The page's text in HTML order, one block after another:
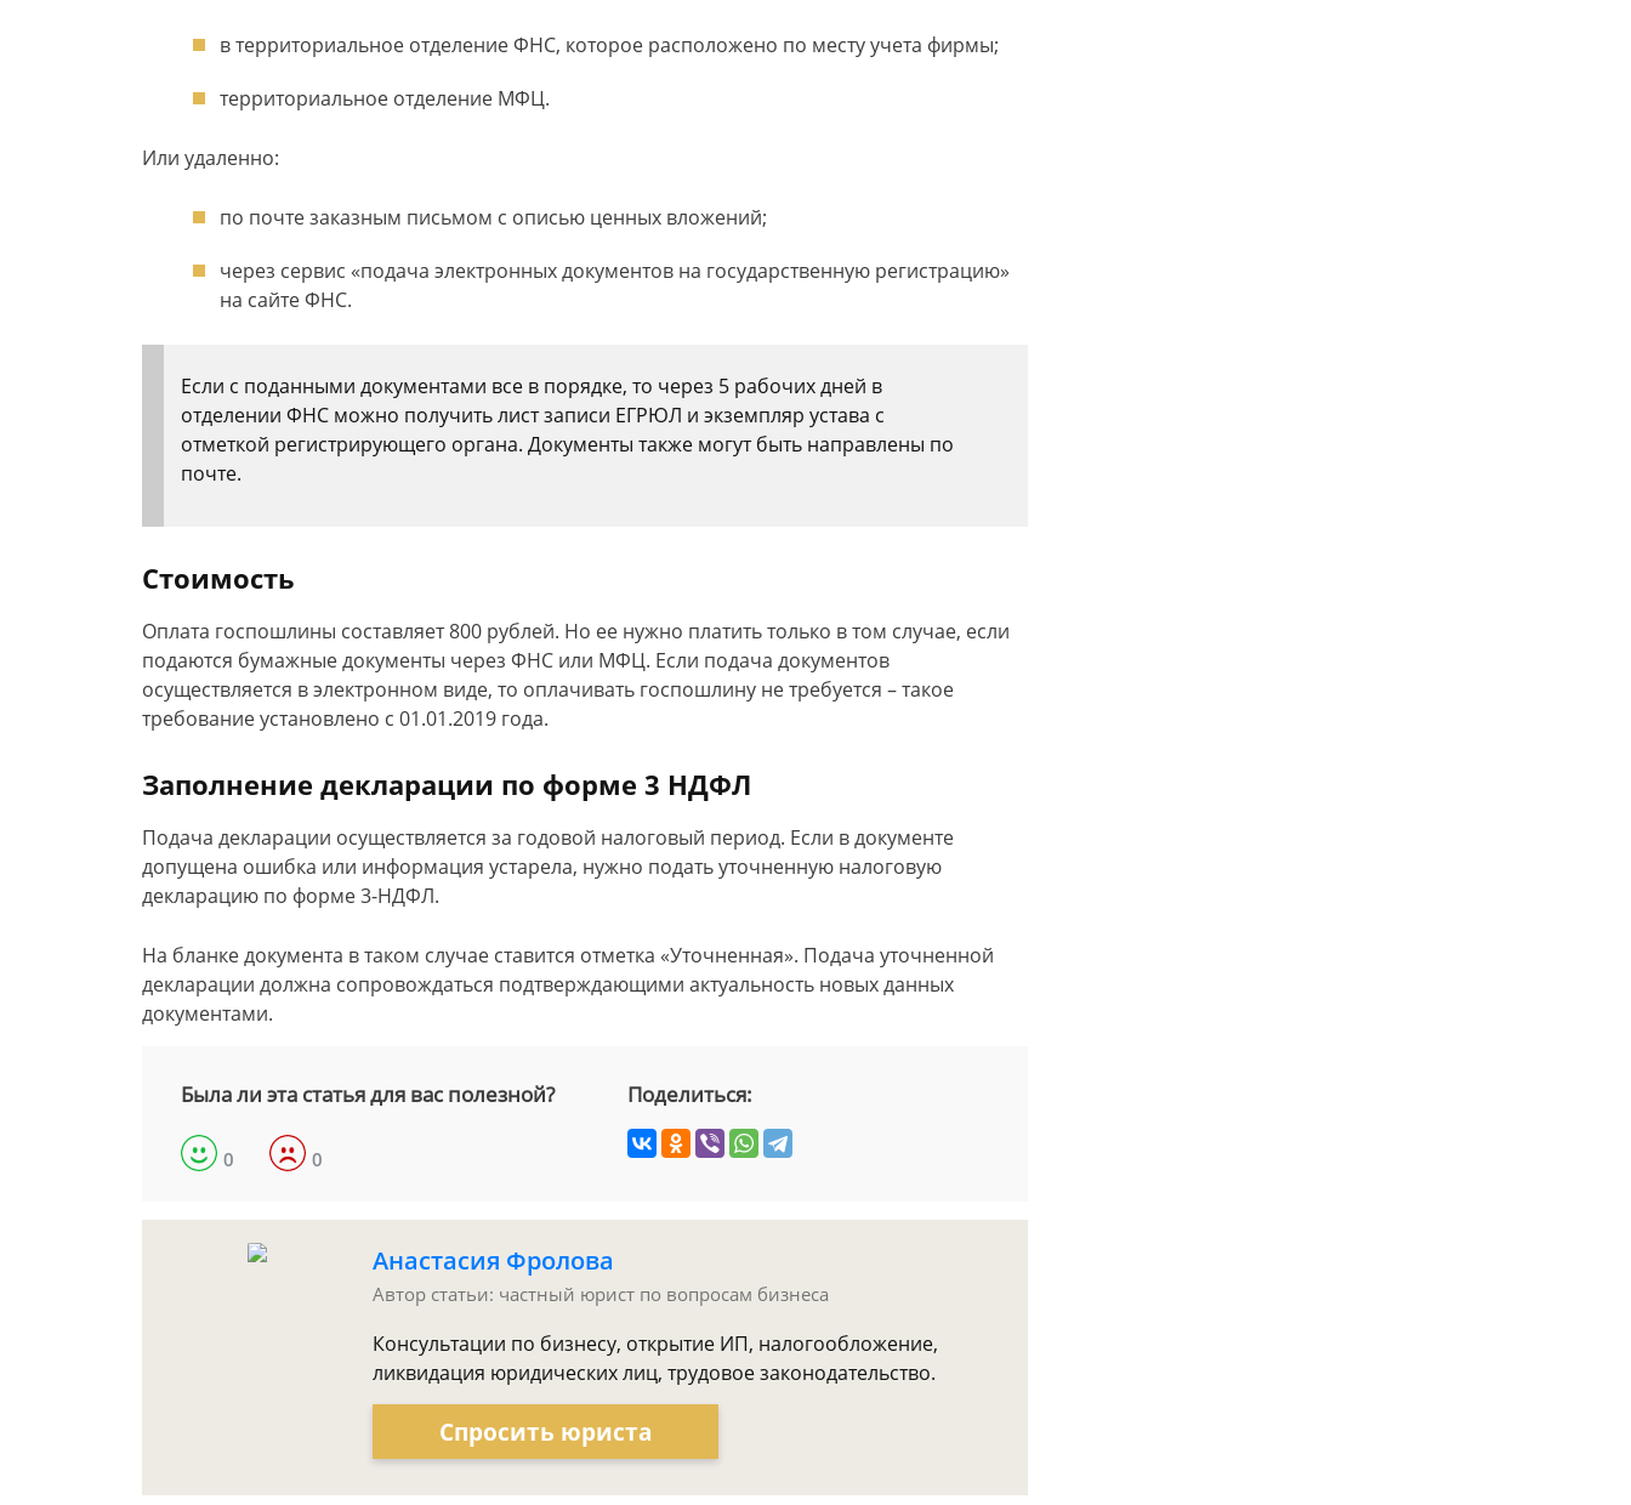
в территориальное отделение ФНС, которое расположено по месту учета фирмы;
территориальное отделение МФЦ.
Или удаленно:
по почте заказным письмом с описью ценных вложений;
через сервис «подача электронных документов на государственную регистрацию»
на сайте ФНС.
Если с поданными документами все в порядке, то через 5 рабочих дней в
отделении ФНС можно получить лист записи ЕГРЮЛ и экземпляр устава с
отметкой регистрирующего органа. Документы также могут быть направлены по
почте.
Стоимость
Оплата госпошлины составляет 800 рублей. Но ее нужно платить только в том случае, если
подаются бумажные документы через ФНС или МФЦ. Если подача документов
осуществляется в электронном виде, то оплачивать госпошлину не требуется – такое
требование установлено с 01.01.2019 года.
Заполнение декларации по форме 3 НДФЛ
Подача декларации осуществляется за годовой налоговый период. Если в документе
допущена ошибка или информация устарела, нужно подать уточненную налоговую
декларацию по форме 3-НДФЛ.
На бланке документа в таком случае ставится отметка «Уточненная». Подача уточненной
декларации должна сопровождаться подтверждающими актуальность новых данных
документами.
Была ли эта статья для вас полезной?
0 0
Поделиться:
Анастасия Фролова
Автор статьи: частный юрист по вопросам бизнеса
Консультации по бизнесу, открытие ИП, налогообложение,
ликвидация юридических лиц, трудовое законодательство.
Спросить юриста